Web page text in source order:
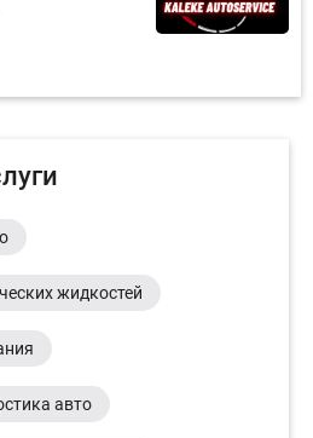
жидкостей
авто